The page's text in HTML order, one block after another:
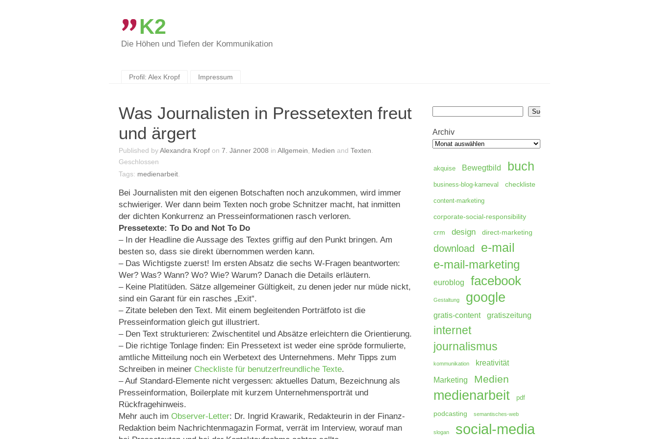
K2
Die Höhen und Tiefen der Kommunikation
Profil: Alex Kropf
Impressum
Was Journalisten in Pressetexten freut
und ärgert
Published byAlexandra Kropf on 7. Jänner 2008 in Allgemein Medien and Texten
Geschlossen
Tags: medienarbeit
Bei Journalisten mit den eigenen Botschaften noch anzukommen, wird immer
schwieriger. Wer dann beim Texten noch grobe Schnitzer macht, hat inmitten
der dichten Konkurrenz an Presseinformationen rasch verloren.
Pressetexte: To Do and Not To Do
– In der Headline die Aussage des Textes griffig auf den Punkt bringen. Am
besten so, dass sie direkt übernommen werden kann.
– Das Wichtigste zuerst! Im ersten Absatz die sechs W-Fragen beantworten:
Wer? Was? Wann? Wo? Wie? Warum? Danach die Details erläutern.
– Keine Platitüden. Sätze allgemeiner Gültigkeit, zu denen jeder nur müde nickt,
sind ein Garant für ein rasches „Exit“.
– Zitate beleben den Text. Mit einem begleitenden Porträtfoto ist die
Presseinformation gleich gut illustriert.
– Den Text strukturieren: Zwischentitel und Absätze erleichtern die Orientierung.
– Die richtige Tonlage finden: Ein Pressetext ist weder eine spröde formulierte,
amtliche Mitteilung noch ein Werbetext des Unternehmens. Mehr Tipps zum
Schreiben in meiner Checkliste für benutzerfreundliche Texte.
– Auf Standard-Elemente nicht vergessen: aktuelles Datum, Bezeichnung als
Presseinformation, Boilerplate mit kurzem Unternehmensporträt und
Rückfragehinweis.
Mehr auch im Observer-Letter: Dr. Ingrid Krawarik, Redakteurin in der Finanz-
Redaktion beim Nachrichtenmagazin Format, verrät im Interview, worauf man
Suchen
Archiv
akquise Bewegtbild buch
business-blog-karneval checkliste
content-marketing
corporate-social-responsibility
crm
design direct-marketing
download e-mail
e-mail-marketing
euroblog facebook
Gestaltung google
gratis-content gratiszeitung
internet
journalismus
kommunikation kreativität
Marketing Medien
medienarbeit pdf
podcasting semantisches-web
slogan social-media